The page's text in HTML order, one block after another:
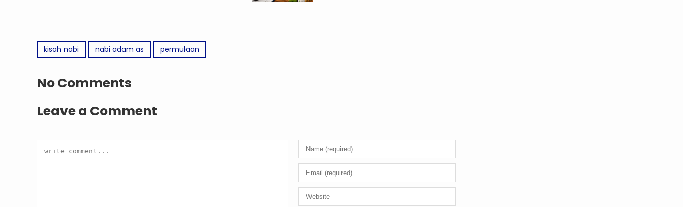
kisah nabi nabi adam as permulaan
No Comments
Leave a Comment